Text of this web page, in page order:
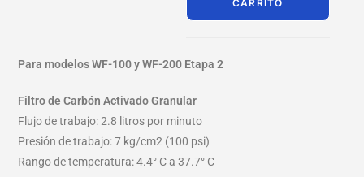
CARRITO
Para modelos WF-100 y WF-200 Etapa 2
Filtro de Carbón Activado Granular
Flujo de trabajo: 2.8 litros por minuto
Presión de trabajo: 7 kg/cm2 (100 psi)
Rango de temperatura: 4.4° C a 37.7° C